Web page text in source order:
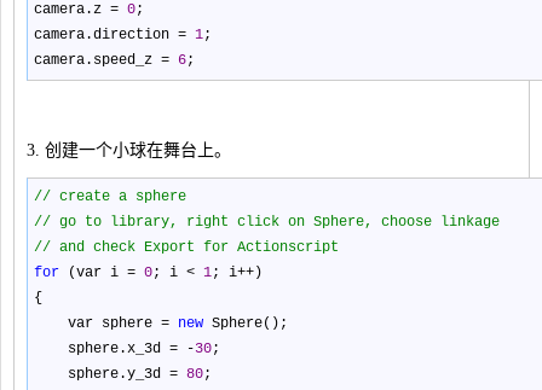
camera.z = 0;
camera.direction = 1;
camera.speed_z = 6;
3. 创建一个小球在舞台上。
// create a sphere
// go to library, right click on Sphere, choose linkage
// and check Export for Actionscript
for (var i = 0; i < 1; i++ )
{
var sphere = new Sphere();
sphere.x_3d = -30;
sphere.y_3d = 80;